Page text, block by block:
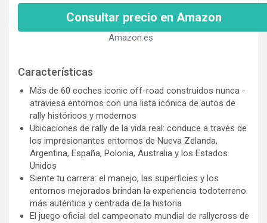
Consultar precio en Amazon
Amazon.es
Características
Más de 60 coches iconic off-road construidos nunca -
atraviesa entornos con una lista icónica de autos de
rally históricos y modernos
Ubicaciones de rally de la vida real: conduce a través de
los impresionantes entornos de Nueva Zelanda,
Argentina, España, Polonia, Australia y los Estados
Unidos
Siente tu carrera: el manejo, las superficies y los
entornos mejorados brindan la experiencia todoterreno
más auténtica y centrada de la historia
El juego oficial del campeonato mundial de rallycross de